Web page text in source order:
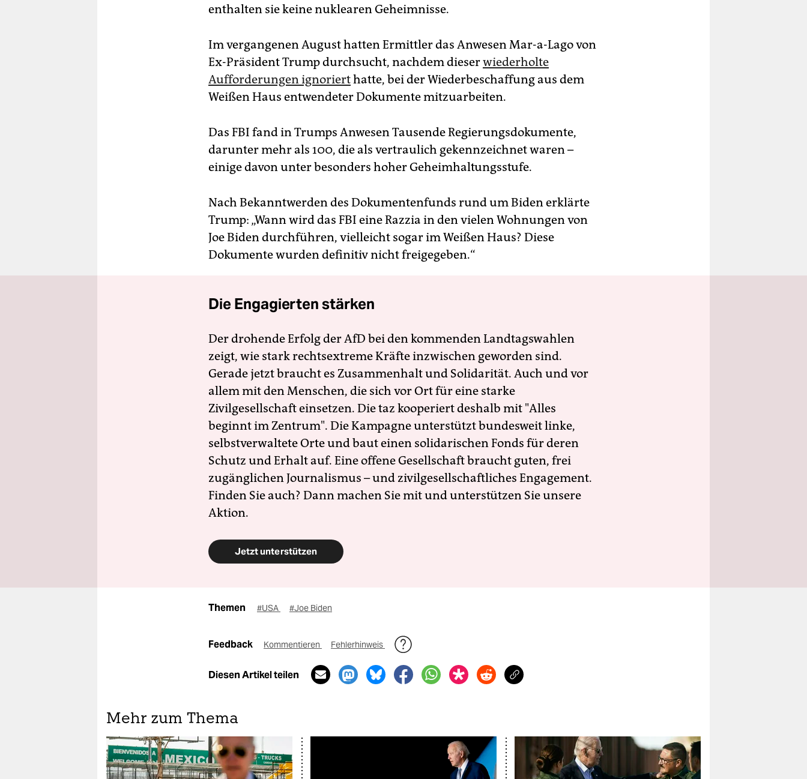
enthalten sie keine nuklearen Geheimnisse.
Im vergangenen August hatten Ermittler das Anwesen Mar-a-Lago von
Ex-Präsident Trump durchsucht, nachdem dieserwiederholte
Aufforderungen ignorierthatte, bei der Wiederbeschaffung aus dem
Weißen Haus entwendeter Dokumente mitzuarbeiten.
Das FBI fand in Trumps Anwesen Tausende Regierungsdokumente,
darunter mehr als 100, die als vertraulich gekennzeichnet waren –
einige davon unter besonders hoher Geheimhaltungsstufe.
Nach Bekanntwerden des Dokumentenfunds rund um Biden erklärte
Trump: „Wann wird das FBI eine Razzia in den vielen Wohnungen von
Joe Biden durchführen, vielleicht sogar im Weißen Haus? Diese
Dokumente wurden definitiv nicht freigegeben.“
Die Engagierten stärken
Der drohende Erfolg der AfD bei den kommenden Landtagswahlen
zeigt, wie stark rechtsextreme Kräfte inzwischen geworden sind.
Gerade jetzt braucht es Zusammenhalt und Solidarität. Auch und vor
allem mit den Menschen, die sich vor Ort für eine starke
Zivilgesellschaft einsetzen. Die taz kooperiert deshalb mit "Alles
beginnt im Zentrum". Die Kampagne unterstützt bundesweit linke,
selbstverwaltete Orte und baut einen solidarischen Fonds für deren
Schutz und Erhalt auf. Eine offene Gesellschaft braucht guten, frei
zugänglichen Journalismus – und zivilgesellschaftliches Engagement.
Finden Sie auch? Dann machen Sie mit und unterstützen Sie unsere
Aktion.
Jetzt unterstützen
Themen #USA #Joe Biden
Feedback Kommentieren Fehlerhinweis
Diesen Artikel teilen
Mehr zum Thema